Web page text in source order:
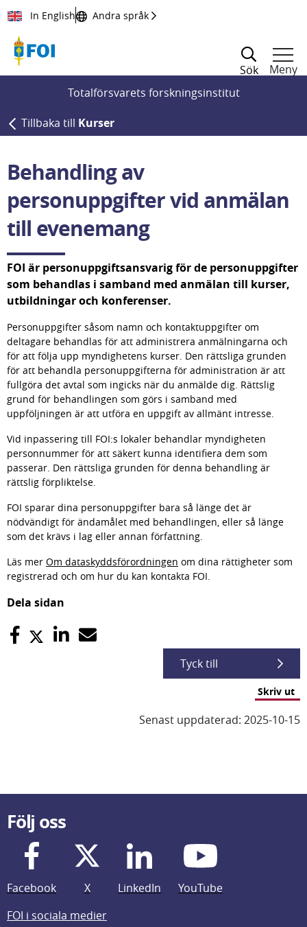
Till innehållet
In English Andra språk
Sök
Meny
Totalförsvarets forskningsinstitut
Tillbaka till Kurser
Behandling av
personuppgifter vid anmälan
till evenemang
FOI är personuppgiftsansvarig för de personuppgifter
som behandlas i samband med anmälan till kurser,
utbildningar och konferenser.
Personuppgifter såsom namn och kontaktuppgifter om
deltagare behandlas för att administrera anmälningarna och
för att följa upp myndighetens kurser. Den rättsliga grunden
för att behandla personuppgifterna för administration är att
fullgöra det avtal som ingicks när du anmälde dig. Rättslig
grund för behandlingen som görs i samband med
uppföljningen är att utföra en uppgift av allmänt intresse.
Vid inpassering till FOI:s lokaler behandlar myndigheten
personnummer för att säkert kunna identifiera dem som
passerar. Den rättsliga grunden för denna behandling är
rättslig förpliktelse.
FOI sparar dina personuppgifter bara så länge det är
nödvändigt för ändamålet med behandlingen, eller så länge
som det krävs i lag eller annan författning.
Läs mer Om dataskyddsförordningen om dina rättigheter som
registrerad och om hur du kan kontakta FOI.
Dela sidan
Tyck till
Skriv ut
Senast uppdaterad: 2025-10-15
Följ oss
Facebook X LinkedIn
YouTube
FOI i sociala medier